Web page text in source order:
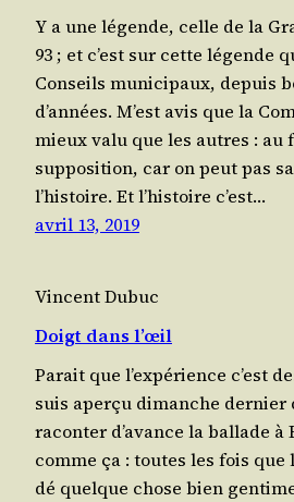
Y a une légende, celle de la
93 ; et c’est sur cette légende
Conseils muni­ci­paux, depuis
d’années. M’est avis que la
mieux valu que les autres : au
sup­po­si­tion, car on peut pas
l’histoire. Et l’histoire c’est…
avril 13, 2019
Vincent Dubuc
Doigt dans l’œil
Parait que l’expérience c’est
suis aper­çu dimanche der­nier
racon­ter d’avance la bal­lade à
comme ça : toutes les fois
dé quelque chose bien